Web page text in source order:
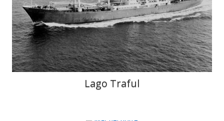
Lago Traful